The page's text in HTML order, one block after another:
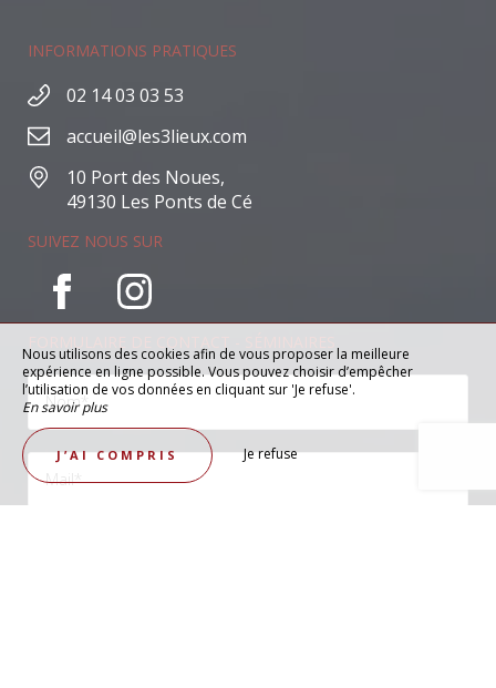
INFORMATIONS PRATIQUES
02 14 03 03 53
accueil@les3lieux.com
10 Port des Noues,
49130 Les Ponts de Cé
SUIVEZ NOUS SUR
Nous utilisons des cookies afin de vous proposer la meilleure
expérience en ligne possible. Vous pouvez choisir d’empêcher
l’utilisation de vos données en cliquant sur 'Je refuse'.
En savoir plus
J’AI COMPRIS Je refuse